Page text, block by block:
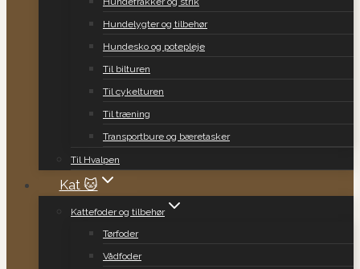
Hundelygter og tilbehør
Hundesko og potepleje
Til bilturen
Til cykelturen
Til træning
Transportbure og bæretasker
Til Hvalpen
Kat 🐱
Kattefoder og tilbehør
Tørfoder
Vådfoder